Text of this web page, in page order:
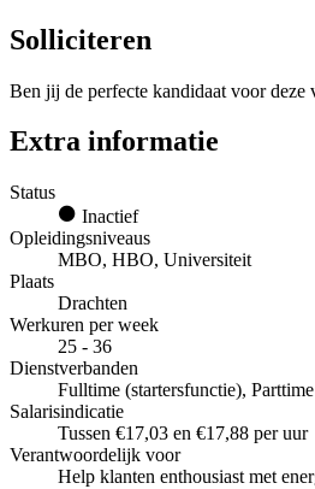
Solliciteren
Ben jij de perfecte kandidaat voor
Extra informatie
Status
Inactief
Opleidingsniveaus
MBO, HBO, Universiteit
Plaats
Drachten
Werkuren per week
25 - 36
Dienstverbanden
Fulltime (startersfunctie),
Salarisindicatie
Tussen €17,03 en €17,88 per uur
Verantwoordelijk voor
Help klanten enthousiast met